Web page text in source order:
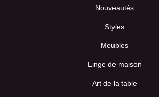
Nouveautés
Styles
Meubles
Linge de maison
Art de la table